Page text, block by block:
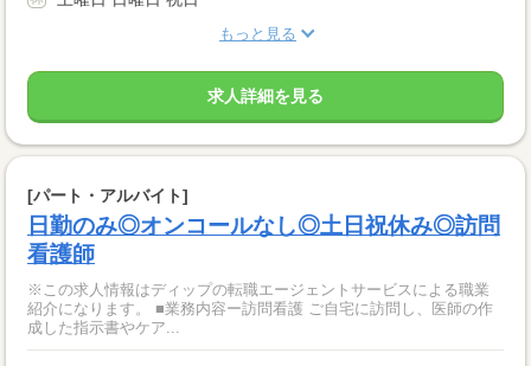
もっと見る
求人詳細を見る
[パート・アルバイト]
日勤のみ◎オンコールなし◎土日祝休み◎訪問
看護師
※この求人情報はディップの転職エージェントサービスによる職業
紹介になります。 ■業務内容ー訪問看護 ご自宅に訪問し、医師の作
成した指示書やケア...